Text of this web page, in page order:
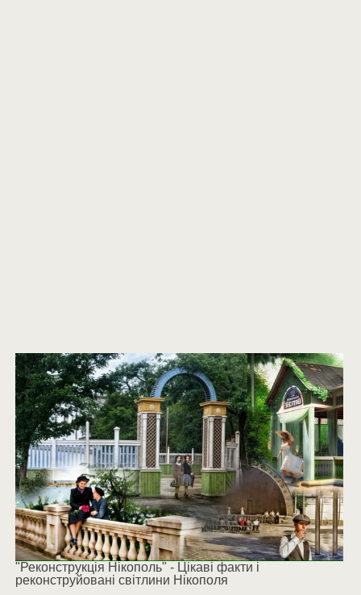
"Реконструкція Нікополь" - Цікаві факти і
реконструйовані світлини Нікополя